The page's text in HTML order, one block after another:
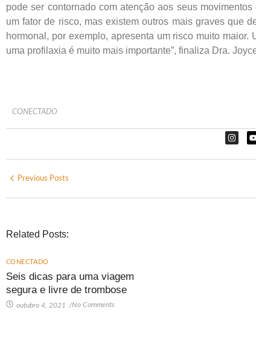
pode ser contornado com atenção aos seus
um fator de risco, mas existem outros mais graves que
hormonal, por exemplo, apresenta um risco muito
uma profilaxia é muito mais importante”, finaliza Dra.
CONECTADO
Previous Posts
Related Posts:
CONECTADO
Seis dicas para uma viagem
segura e livre de trombose
outubro 4, 2021 /No Comments